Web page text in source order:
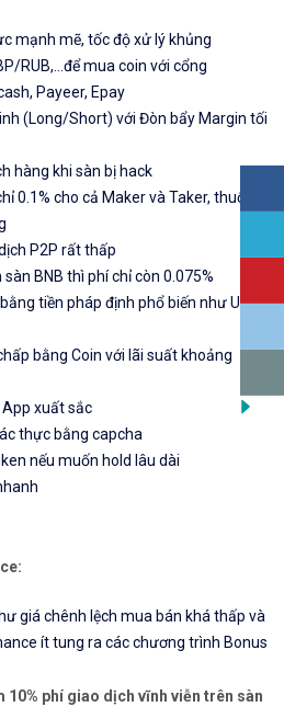
mạnh mẽ, tốc độ xử lý khủng
RUB,...để mua coin với cổng
Payeer, Epay
(Long/Short) với Đòn bẩy Margin tối
hàng khi sàn bị hack
0.1% cho cả Maker và Taker, thuộc
P2P rất thấp
BNB thì phí chỉ còn 0.075%
tiền pháp định phổ biến như USD,
bằng Coin với lãi suất khoảng
xuất sắc
thực bằng capcha
nếu muốn hold lâu dài
giá chênh lệch mua bán khá thấp và
ít tung ra các chương trình Bonus
10% phí giao dịch vĩnh viễn trên sàn